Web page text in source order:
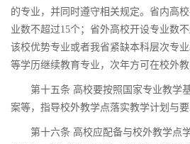
的专业，并同时遵守相关规定。省内高
业数不超过15个；省外高校开设专业数
该校优势专业或者我省紧缺本科层次专
等学历继续教育专业，次年方可在校外教
第十五条 高校要按照国家专业教学
案等，指导校外教学点落实教学计划与
第十六条 高校应配备与校外教学点